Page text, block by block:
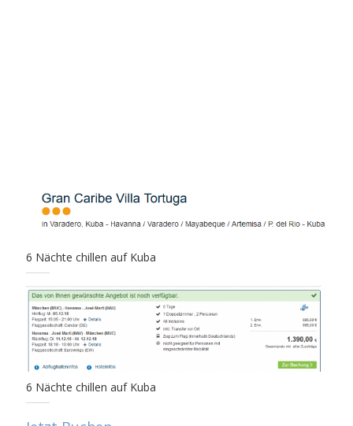
6 Nächte chillen auf Kuba
6 Nächte chillen auf Kuba